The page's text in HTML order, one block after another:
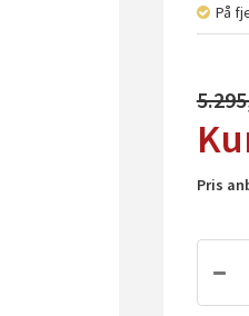
På
Pris